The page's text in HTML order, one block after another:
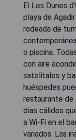
El Les Dunes
playa de
rodeada de
o piscina.
con aire
satelitales y
huéspedes
restaurante de
días cálidos
a Wi-Fi en el
variados. Las